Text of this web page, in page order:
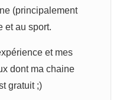
(principalement
et au sport.
et mes
dont ma chaine
gratuit ;)